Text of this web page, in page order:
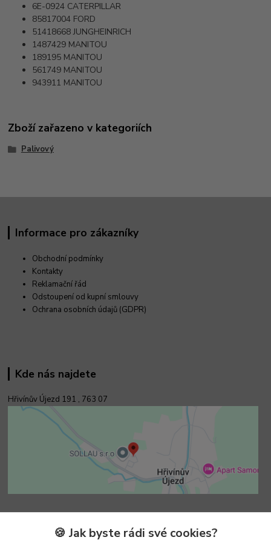
6E-0924 CATERPILLAR
85817004 FORD
51418668 JUNGHEINRICH
1487429 MANITOU
189195 MANITOU
561749 MANITOU
943911 MANITOU
Zboží zařazeno v kategoriích
Palivový
Informace pro zákazníky
Obchodní podmínky
Kontakty
Reklamační řád
Odstoupení od kupní smlouvy
Ochrana osobních údajů (GDPR)
Kde nás najdete
Hřivínův Újezd 191 , 763 07
Kontakty🍪 Jak byste rádi své cookies?